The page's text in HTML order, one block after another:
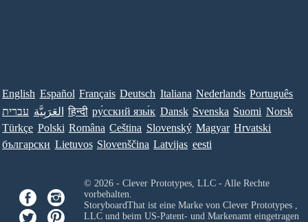
English Español Français Deutsch Italiana Nederlands Português
עברית العَرَبِيَّة हिन्दी ру́сский язы́к Dansk Svenska Suomi Norsk
Türkçe Polski Româna Ceština Slovenský Magyar Hrvatski
български Lietuvos Slovenščina Latvijas eesti
© 2026 - Clever Prototypes, LLC - Alle Rechte
vorbehalten.
StoryboardThat ist eine Marke von Clever Prototypes ,
LLCund beim US-Patent- und Markenamt eingetragen